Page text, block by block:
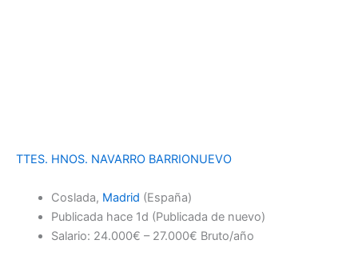
TTES. HNOS. NAVARRO BARRIONUEVO
Coslada, Madrid (España)
Publicada hace 1d (Publicada de nuevo)
Salario: 24.000€ – 27.000€ Bruto/año